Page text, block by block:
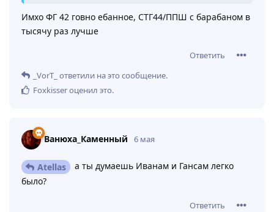
Имхо ФГ 42 говно ебанное, СТГ44/ППШ с барабаном в
тысячу раз лучше
Ответить
_VorT_ ответили на это сообщение.
Foxkisserоценил это.
Ванюха_Каменный 6 мая
Atellas
а ты думаешь Иванам и Гансам легко
было?
Ответить